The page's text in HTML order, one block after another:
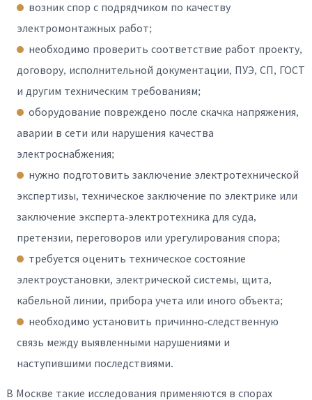
возник спор с подрядчиком по качеству
электромонтажных работ;
необходимо проверить соответствие работ проекту,
договору, исполнительной документации, ПУЭ, СП, ГОСТ
и другим техническим требованиям;
оборудование повреждено после скачка напряжения,
аварии в сети или нарушения качества
электроснабжения;
нужно подготовить заключение электротехнической
экспертизы, техническое заключение по электрике или
заключение эксперта-электротехника для суда,
претензии, переговоров или урегулирования спора;
требуется оценить техническое состояние
электроустановки, электрической системы, щита,
кабельной линии, прибора учета или иного объекта;
необходимо установить причинно-следственную
связь между выявленными нарушениями и
наступившими последствиями.
В Москве такие исследования применяются в спорах